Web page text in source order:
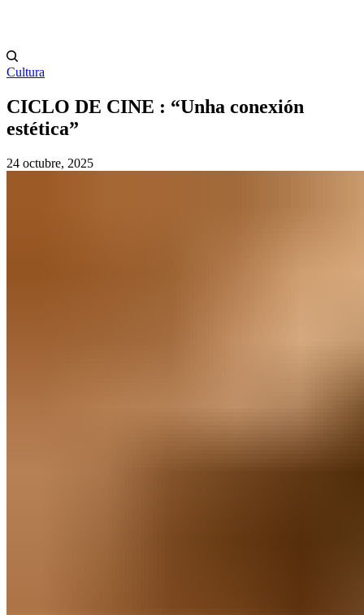
Cultura
CICLO DE CINE : “Unha conexión
estética”
24 octubre, 2025